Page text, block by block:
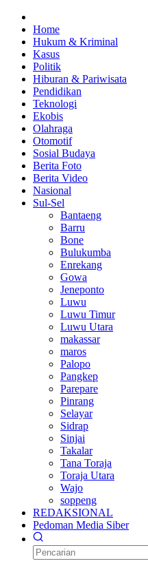
Home
Hukum & Kriminal
Kasus
Politik
Hiburan & Pariwisata
Pendidikan
Teknologi
Ekobis
Olahraga
Otomotif
Sosial Budaya
Berita Foto
Berita Video
Nasional
Sul-Sel
Bantaeng
Barru
Bone
Bulukumba
Enrekang
Gowa
Jeneponto
Luwu
Luwu Timur
Luwu Utara
makassar
maros
Palopo
Pangkep
Parepare
Pinrang
Selayar
Sidrap
Sinjai
Takalar
Tana Toraja
Toraja Utara
Wajo
soppeng
REDAKSIONAL
Pedoman Media Siber